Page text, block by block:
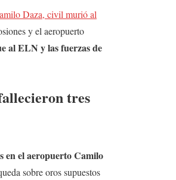
Daza, civil murió al
y el aeropuerto
al ELN y las fuerzas de
tres
en el aeropuerto Camilo
sobre oros supuestos